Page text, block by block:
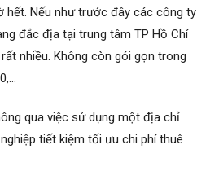
hết. Nếu như trước đây các công ty
đắc địa tại trung tâm TP Hồ Chí
nhiều. Không còn gói gọn trong
qua việc sử dụng một địa chỉ
tiết kiệm tối ưu chi phí thuê